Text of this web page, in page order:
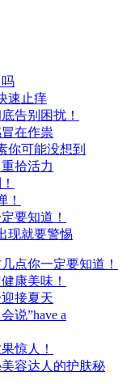
速止痒
告别困扰！
在作祟
你可能没想到
拾活力
！
要知道！
现就要警惕
点你一定要知道！
康美味！
接夏天
说”have a
惊人！
容达人的护肤秘